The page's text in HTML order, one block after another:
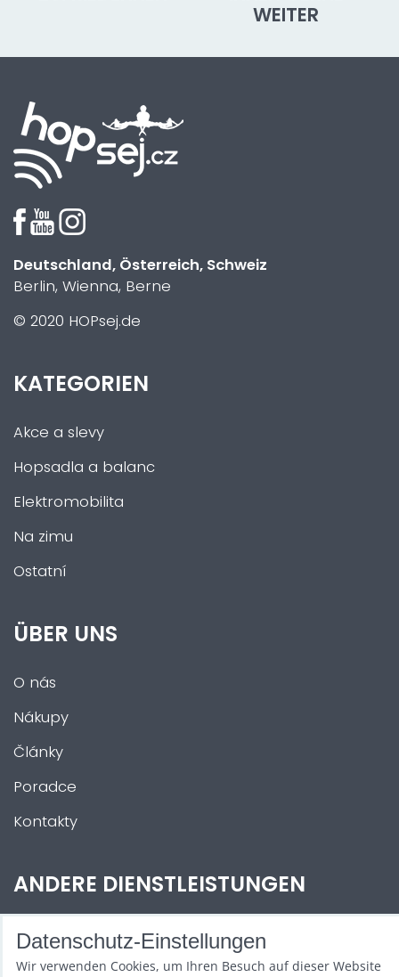
WEITER
Deutschland, Österreich, Schweiz
Berlin, Wienna, Berne
© 2020 HOPsej.de
KATEGORIEN
Akce a slevy
Hopsadla a balanc
Elektromobilita
Na zimu
Ostatní
ÜBER UNS
O nás
Nákupy
Články
Poradce
Kontakty
ANDERE DIENSTLEISTUNGEN
Zábava na Vaši akci
Půjčovna
Datenschutz-Einstellungen
Wir verwenden Cookies, um Ihren Besuch auf dieser Website